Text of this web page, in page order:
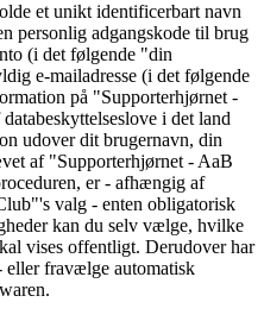
et unikt identificerbart navn
personlig adgangskode til brug
(i det følgende "din
e-mailadresse (i det følgende
på "Supporterhjørnet -
i det land
udover dit brugernavn, din
af "Supporterhjørnet - AaB
er - afhængig af
valg - enten obligatorisk
kan du selv vælge, hvilke
vises offentligt. Derudover har
fravælge automatisk